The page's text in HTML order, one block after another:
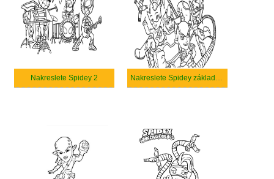
Nakreslete Spidey 2 Nakreslete Spidey základní u dětí